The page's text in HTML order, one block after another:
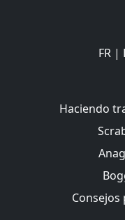
FR |
Haciendo